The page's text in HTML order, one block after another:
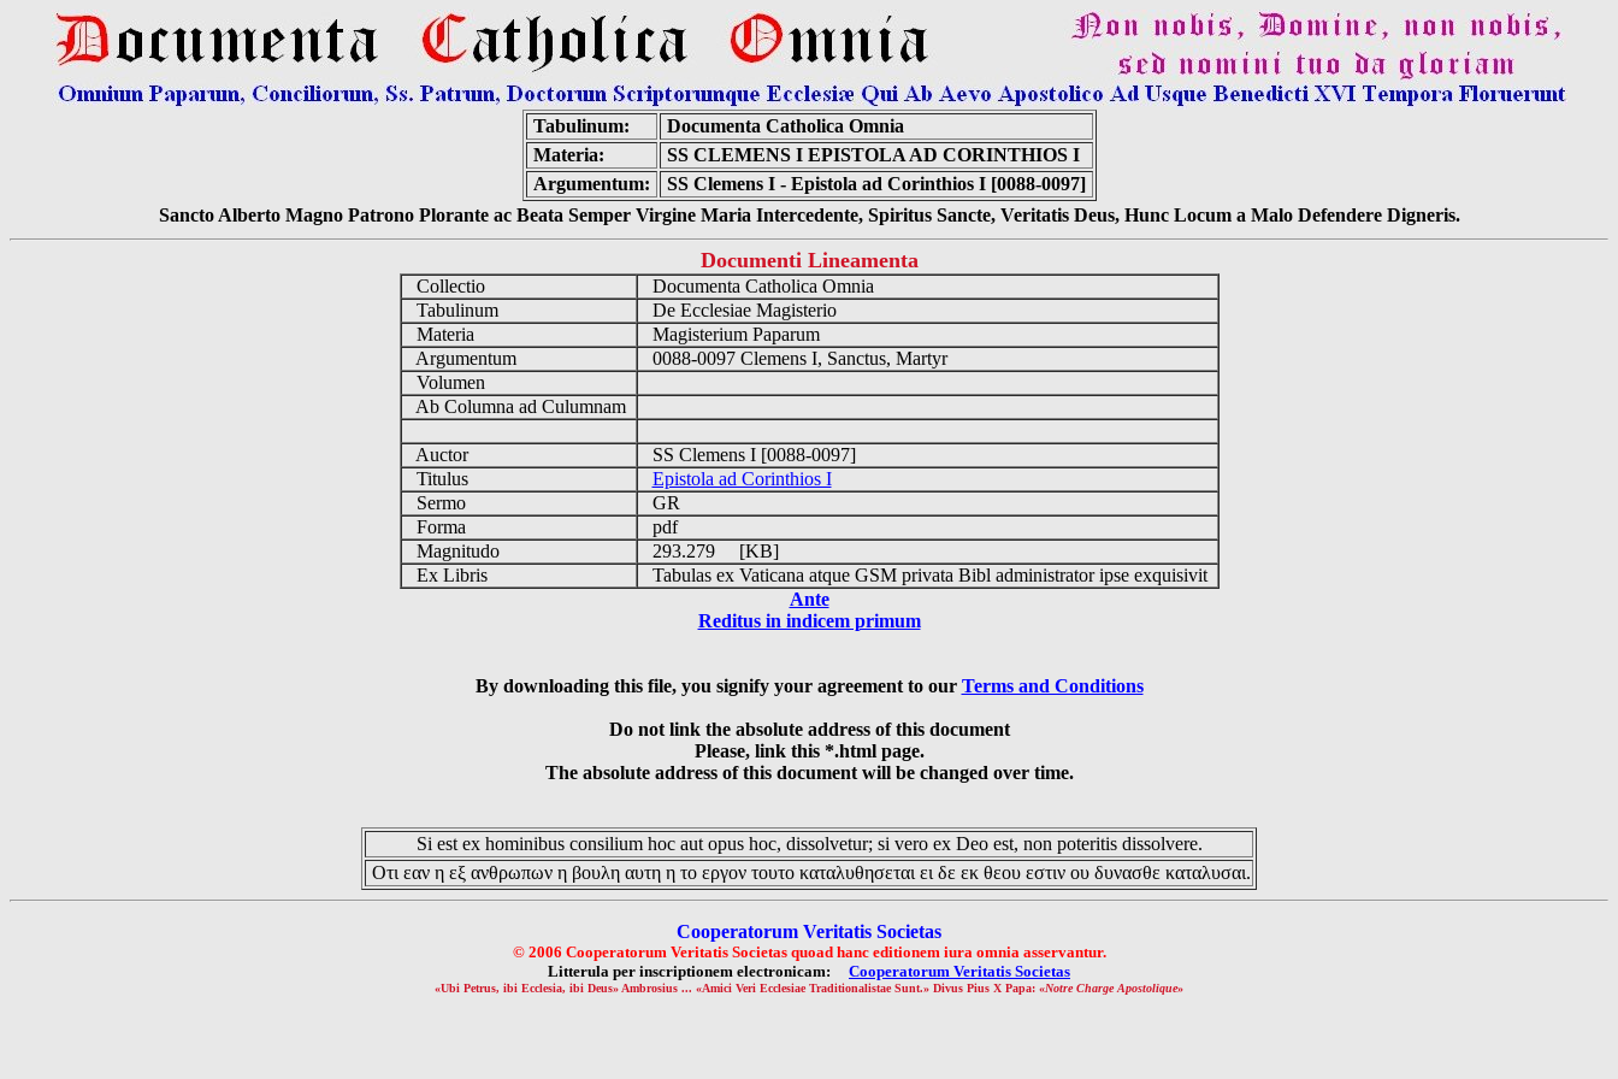
Tabulinum:
Documenta Catholica Omnia
Materia:
SS CLEMENS I EPISTOLA AD CORINTHIOS I
Argumentum:
SS Clemens I - Epistola ad Corinthios I [0088-0097]
Sancto Alberto Magno Patrono Plorante ac Beata Semper Virgine Maria Intercedente, Spiritus Sancte, Veritatis Deus, Hunc Locum a Malo Defendere Digneris.
Documenti Lineamenta
Collectio
Documenta Catholica Omnia
Tabulinum
De Ecclesiae Magisterio
Materia
Magisterium Paparum
Argumentum
0088-0097 Clemens I, Sanctus, Martyr
Volumen
Ab Columna ad Culumnam
Auctor
SS Clemens I [0088-0097]
Titulus
Epistola ad Corinthios I
Sermo
GR
Forma
pdf
Magnitudo
293.279 [KB]
Ex Libris
Tabulas ex Vaticana atque GSM privata Bibl administrator ipse exquisivit
Ante
Reditus in indicem primum
By downloading this file, you signify your agreement to our Terms and Conditions
Do not link the absolute address of this document
Please, link this *.html page.
The absolute address of this document will be changed over time.
Si est ex hominibus consilium hoc aut opus hoc, dissolvetur; si vero ex Deo est, non poteritis dissolvere.
Οτι εαν η εξ ανθρωπων η βουλη αυτη η το εργον τουτο καταλυθησεται ει δε εκ θεου εστιν ου δυνασθε καταλυσαι.
Cooperatorum Veritatis Societas
© 2006 Cooperatorum Veritatis Societas quoad hanc editionem iura omnia asservantur.
Litterula per inscriptionem electronicam: Cooperatorum Veritatis Societas
«Ubi Petrus, ibi Ecclesia, ibi Deus» Ambrosius ... «Amici Veri Ecclesiae Traditionalistae Sunt.» Divus Pius X Papa: «Notre Charge Apostolique»